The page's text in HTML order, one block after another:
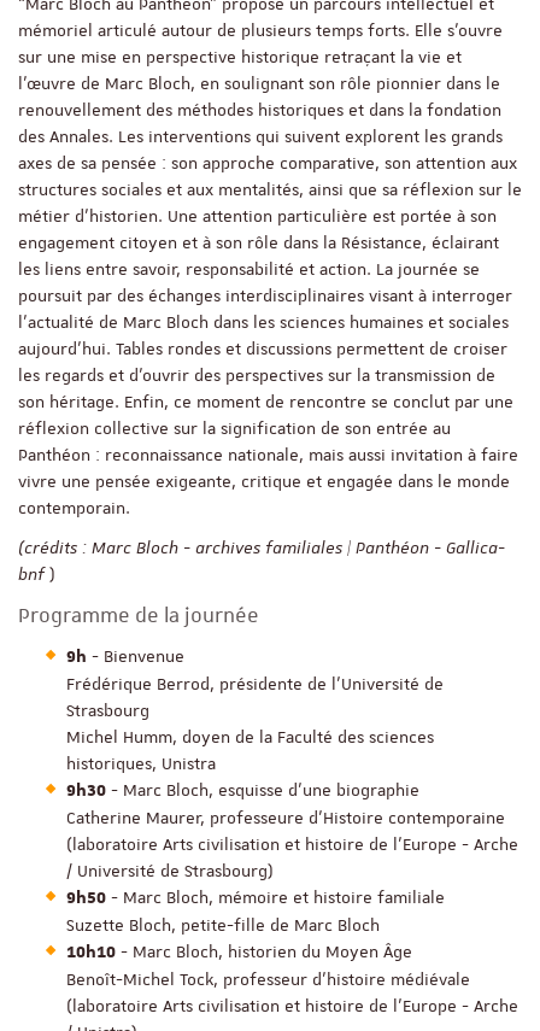
mémoriel articulé autour de plusieurs temps forts. Elle s’ouvre
sur une mise en perspective historique retraçant la vie et
l’œuvre de Marc Bloch, en soulignant son rôle pionnier dans le
renouvellement des méthodes historiques et dans la fondation
des Annales. Les interventions qui suivent explorent les grands
axes de sa pensée : son approche comparative, son attention aux
structures sociales et aux mentalités, ainsi que sa réflexion sur le
métier d’historien. Une attention particulière est portée à son
engagement citoyen et à son rôle dans la Résistance, éclairant
les liens entre savoir, responsabilité et action. La journée se
poursuit par des échanges interdisciplinaires visant à interroger
l’actualité de Marc Bloch dans les sciences humaines et sociales
aujourd’hui. Tables rondes et discussions permettent de croiser
les regards et d’ouvrir des perspectives sur la transmission de
son héritage. Enfin, ce moment de rencontre se conclut par une
réflexion collective sur la signification de son entrée au
Panthéon : reconnaissance nationale, mais aussi invitation à faire
vivre une pensée exigeante, critique et engagée dans le monde
contemporain.
(crédits : Marc Bloch - archives familiales | Panthéon - Gallica-
bnf)
Programme de la journée
9h - Bienvenue
Frédérique Berrod, présidente de l’Université de
Strasbourg
Michel Humm, doyen de la Faculté des sciences
historiques, Unistra
9h30 - Marc Bloch, esquisse d’une biographie
Catherine Maurer, professeure d'Histoire contemporaine
(laboratoire Arts civilisation et histoire de l’Europe - Arche
/ Université de Strasbourg)
9h50 - Marc Bloch, mémoire et histoire familiale
Suzette Bloch, petite-fille de Marc Bloch
10h10 - Marc Bloch, historien du Moyen Âge
Benoît-Michel Tock, professeur d'histoire médiévale
(laboratoire Arts civilisation et histoire de l’Europe - Arche